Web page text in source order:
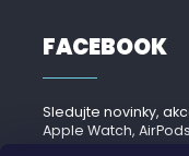
FACEBOOK
Sledujte novinky,
Apple Watch,